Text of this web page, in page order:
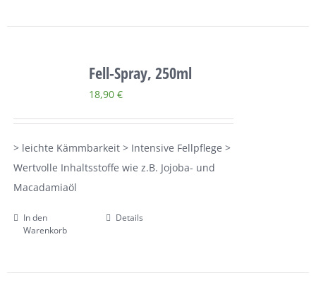
Fell-Spray, 250ml
18,90 €
> leichte Kämmbarkeit > Intensive Fellpflege >
Wertvolle Inhaltsstoffe wie z.B. Jojoba- und
Macadamiaöl
In den
Warenkorb
Details